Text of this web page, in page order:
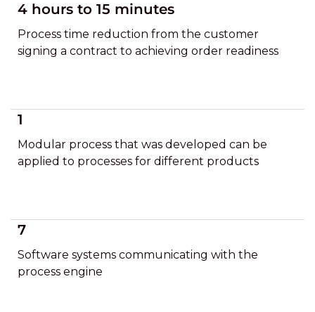
4 hours to 15 minutes
Process time reduction from the customer
signing a contract to achieving order readiness
1
Modular process that was developed can be
applied to processes for different products
7
Software systems communicating with the
process engine